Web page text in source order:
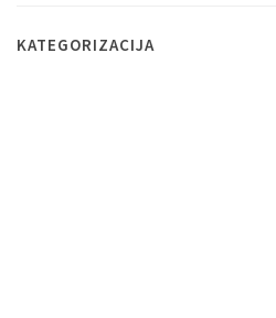
KATEGORIZACIJA